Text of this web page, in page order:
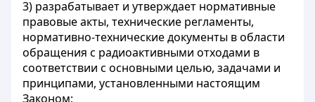
3) разрабатывает и утверждает нормативные
правовые акты, технические регламенты,
нормативно-технические документы в области
обращения с радиоактивными отходами в
соответствии с основными целью, задачами и
принципами, установленными настоящим
Законом;